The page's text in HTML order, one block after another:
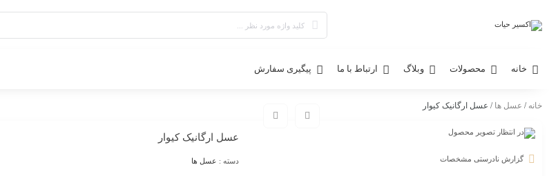
خانه محصولات وبلاگ ارتباط با ما پیگیری سفارش
خانه / عسل ها / عسل ارگانیک کیوار
گزارش نادرستی مشخصات
عسل ارگانیک کیوار
دسته : عسل ها